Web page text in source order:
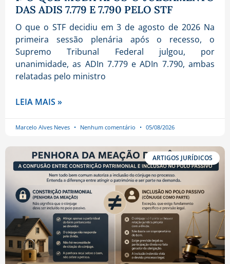
DAS ADIS 7.779 E 7.790 PELO STF
O que o STF decidiu em 3 de agosto de 2026 Na
primeira sessão plenária após o recesso, o
Supremo Tribunal Federal julgou, por
unanimidade, as ADIn 7.779 e ADIn 7.790, ambas
relatadas pelo ministro
LEIA MAIS »
Marcelo Alves Neves Nenhum comentário 05/08/2026
ARTIGOS JURÍDICOS